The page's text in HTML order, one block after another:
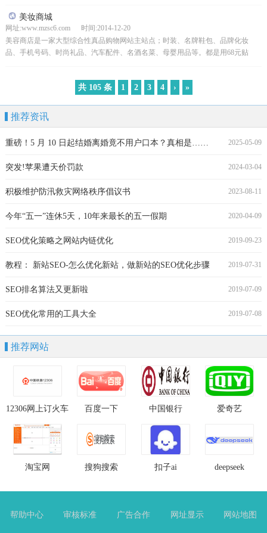
美妆商城
网址:www.mzsc6.com 时间:2014-12-20
美容商店是一家大型综合性真品购物网站主站点；时装、名牌鞋包、品牌化妆
品、手机号码、时尚礼品、汽车配件、名酒名菜、母婴用品等。都是用68元贴
共 105 条 1 2 3 4 › »
推荐资讯
2025-05-09
重磅！5 月 10 日起结婚离婚竟不用户口本？真相是……
2024-03-04
突发!苹果遭天价罚款
2023-08-11
积极维护防汛救灾网络秩序倡议书
2020-04-09
今年“五一”连休5天，10年来最长的五一假期
2019-09-23
SEO优化策略之网站内链优化
2019-07-31
教程： 新站SEO-怎么优化新站，做新站的SEO优化步骤
2019-07-09
SEO排名算法又更新啦
2019-07-08
SEO优化常用的工具大全
推荐网站
12306网上订火车
票官网
百度一下 中国银行 爱奇艺
淘宝网 搜狗搜索 扣子ai deepseek
帮助中心 审核标准 广告合作 网址显示 网站地图